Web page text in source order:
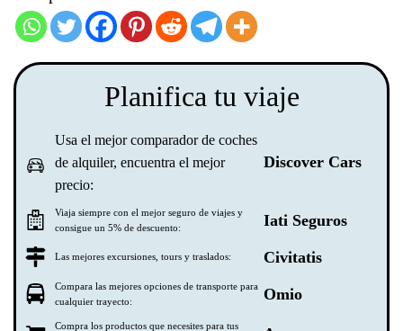
Planifica tu viaje
Usa el mejor comparador de coches
de alquiler, encuentra el mejor
precio:
Discover Cars
Viaja siempre con el mejor seguro de viajes y
consigue un 5% de descuento:
Iati Seguros
Las mejores excursiones, tours y traslados: Civitatis
Compara las mejores opciones de transporte para
cualquier trayecto:
Omio
Compra los productos que necesites para tus